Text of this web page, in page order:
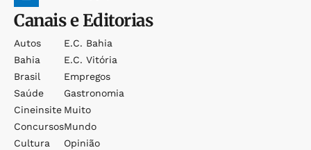
Canais e Editorias
Autos
Bahia
Brasil
Saúde
Cineinsite
Concursos
Cultura
E.c. Bahia
E.c. Vitória
Empregos
Gastronomia
Muito
Mundo
Opinião